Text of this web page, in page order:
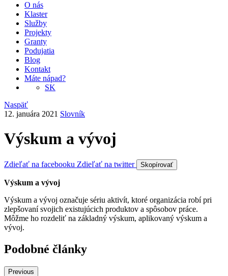
O nás
Klaster
Služby
Projekty
Granty
Podujatia
Blog
Kontakt
Máte nápad?
SK
Naspäť
12. januára 2021 Slovník
Výskum a vývoj
Zdieľať na facebooku Zdieľať na twitter Skopírovať
Výskum a vývoj
Výskum a vývoj označuje sériu aktivít, ktoré organizácia robí pri
zlepšovaní svojich existujúcich produktov a spôsobov práce.
Môžme ho rozdeliť na základný výskum, aplikovaný výskum a
vývoj.
Podobné články
Previous